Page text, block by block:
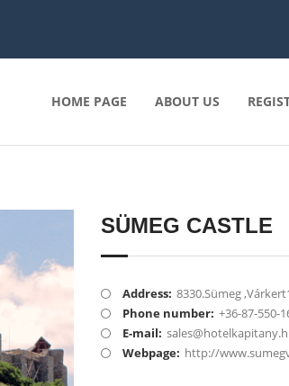
HOME PAGE ABOUT US
SÜMEG CASTLE
Address: 8330.Sümeg
Phone number: +36-87-550-
E-mail:
Webpage: http://